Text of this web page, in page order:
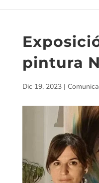
pintura
Dic 19, 2023|